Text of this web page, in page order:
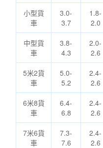
小型貨
車
3.0-
3.7
1.8-
2.0
中型貨
車
3.8-
4.3
2.0-
2.6
5米2貨
車
5.0-
5.2
2.4-
2.6
6米8貨
車
6.4-
6.8
2.4-
2.6
7米6貨
車
7.3-
7.6
2.4-
2.6